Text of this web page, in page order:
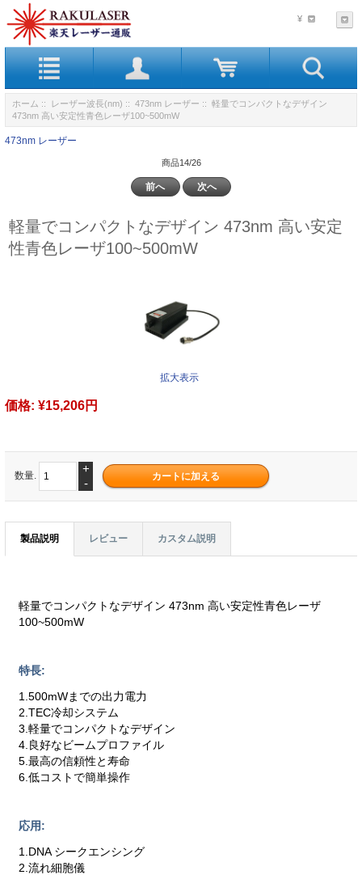
¥
ホーム :: レーザー波長(nm) :: 473nm レーザー :: 軽量でコンパクトなデザイン
473nm 高い安定性青色レーザ100~500mW
473nm レーザー
商品14/26
前へ 次へ
軽量でコンパクトなデザイン 473nm 高い安定
性青色レーザ100~500mW
拡大表示
価格: ¥15,206円
数量.
+
-
製品説明 レビュー カスタム説明
軽量でコンパクトなデザイン 473nm 高い安定性青色レーザ
100~500mW
特長:
1.500mWまでの出力電力
2.TEC冷却システム
3.軽量でコンパクトなデザイン
4.良好なビームプロファイル
5.最高の信頼性と寿命
6.低コストで簡単操作
応用:
1.DNA シークエンシング
2.流れ細胞儀